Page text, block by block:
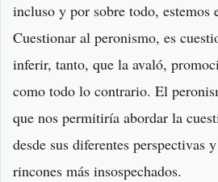
incluso y por sobre todo, estemos
Cuestionar al peronismo, es
inferir, tanto, que la avaló,
como todo lo contrario. El
que nos permitiría abordar la
desde sus diferentes perspectivas
rincones más insospechados.